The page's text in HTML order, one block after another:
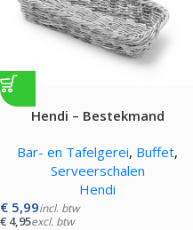
Hendi – Bestekmand
Bar- en Tafelgerei, Buffet,
Serveerschalen
Hendi
€ 5,99incl. btw
€ 4,95excl. btw